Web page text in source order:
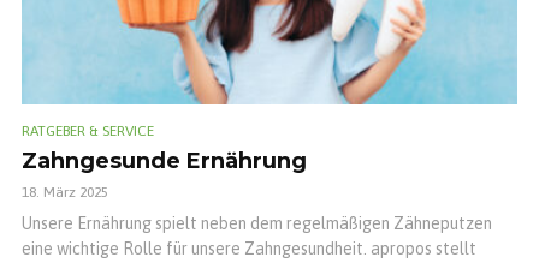
RATGEBER & SERVICE
Zahngesunde Ernährung
18. März 2025
Unsere Ernährung spielt neben dem regelmäßigen Zähneputzen
eine wichtige Rolle für unsere Zahngesundheit. apropos stellt